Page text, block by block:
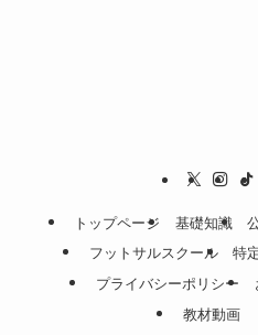
トップページ 基礎知識
フットサルスクール
特
プライバシーポリシー
教材動画